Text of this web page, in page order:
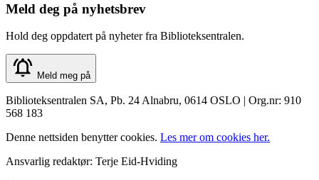
Meld deg på nyhetsbrev
Hold deg oppdatert på nyheter fra Biblioteksentralen.
Meld meg på
Biblioteksentralen SA, Pb. 24 Alnabru, 0614 OSLO | Org.nr: 910
568 183
Denne nettsiden benytter cookies. Les mer om cookies her.
Ansvarlig redaktør: Terje Eid-Hviding